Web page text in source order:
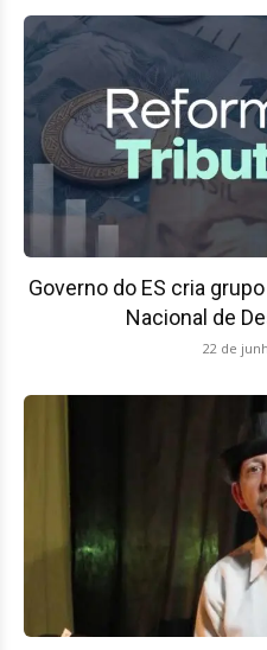
Governo do ES cria
Nacional de
22 de